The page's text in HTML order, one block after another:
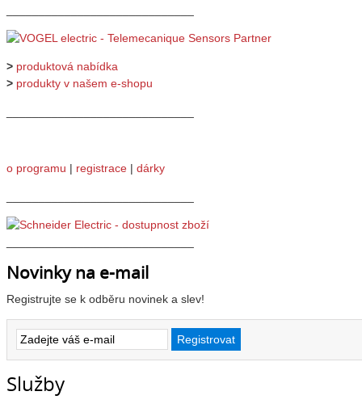
> produktová nabídka
> produkty v našem e-shopu
o programu | registrace | dárky
Novinky na e-mail
Registrujte se k odběru novinek a slev!
Služby